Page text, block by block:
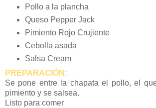
Pollo a la plancha
Queso Pepper Jack
Pimiento Rojo Crujiente
Cebolla asada
Salsa Cream
PREPARACIÓN:
Se pone entre la chapata el pollo, el
pimiento y se salsea.
Listo para comer